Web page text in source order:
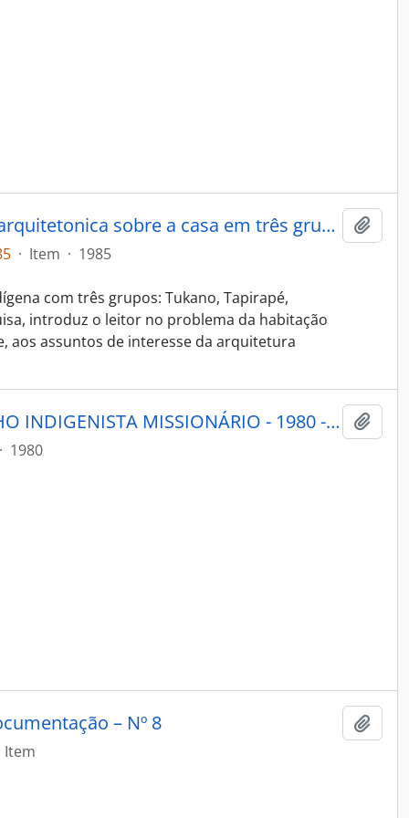
Três casas indígenas: pesquisa arquitetonica sobre a casa em três grupos: Tukano Tapirapé e ramkokamekra
· Item · 1985
com três grupos: Tukano, Tapirapé,
introduz o leitor no problema da habitação
aos assuntos de interesse da arquitetura
PORANTIM - BRASÍLIA CONSELHO INDIGENISTA MISSIONÁRIO - 1980 - Nº23
· 1980
– Nº 8
Item